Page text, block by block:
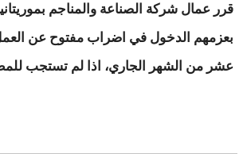
قرر عمال شركة الصناعة والمناجم
بعزمهم الدخول في اضراب مفتوح عن
عشر من الشهر الجاري، اذا لم تستجب